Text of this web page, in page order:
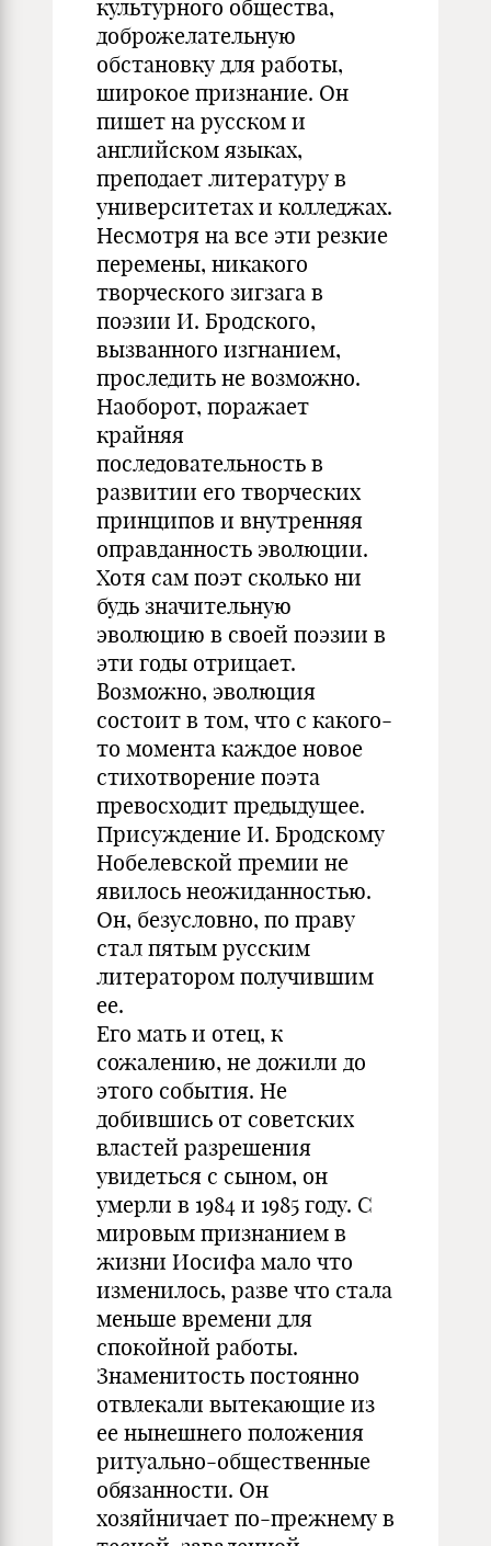
культурного общества,
доброжелательную
обстановку для работы,
широкое признание. Он
пишет на русском и
английском языках,
преподает литературу в
университетах и колледжах.
Несмотря на все эти резкие
перемены, никакого
творческого зигзага в
поэзии И. Бродского,
вызванного изгнанием,
проследить не возможно.
Наоборот, поражает
крайняя
последовательность в
развитии его творческих
принципов и внутренняя
оправданность эволюции.
Хотя сам поэт сколько ни
будь значительную
эволюцию в своей поэзии в
эти годы отрицает.
Возможно, эволюция
состоит в том, что с какого-
то момента каждое новое
стихотворение поэта
превосходит предыдущее.
Присуждение И. Бродскому
Нобелевской премии не
явилось неожиданностью.
Он, безусловно, по праву
стал пятым русским
литератором получившим
ее.
Его мать и отец, к
сожалению, не дожили до
этого события. Не
добившись от советских
властей разрешения
увидеться с сыном, он
умерли в 1984 и 1985 году. С
мировым признанием в
жизни Иосифа мало что
изменилось, разве что стала
меньше времени для
спокойной работы.
Знаменитость постоянно
отвлекали вытекающие из
ее нынешнего положения
ритуально-общественные
обязанности. Он
хозяйничает по-прежнему в